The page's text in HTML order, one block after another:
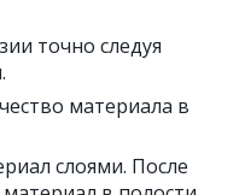
точно следуя
материала в
слоями. После